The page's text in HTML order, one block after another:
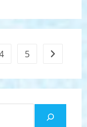
5 Aller à la